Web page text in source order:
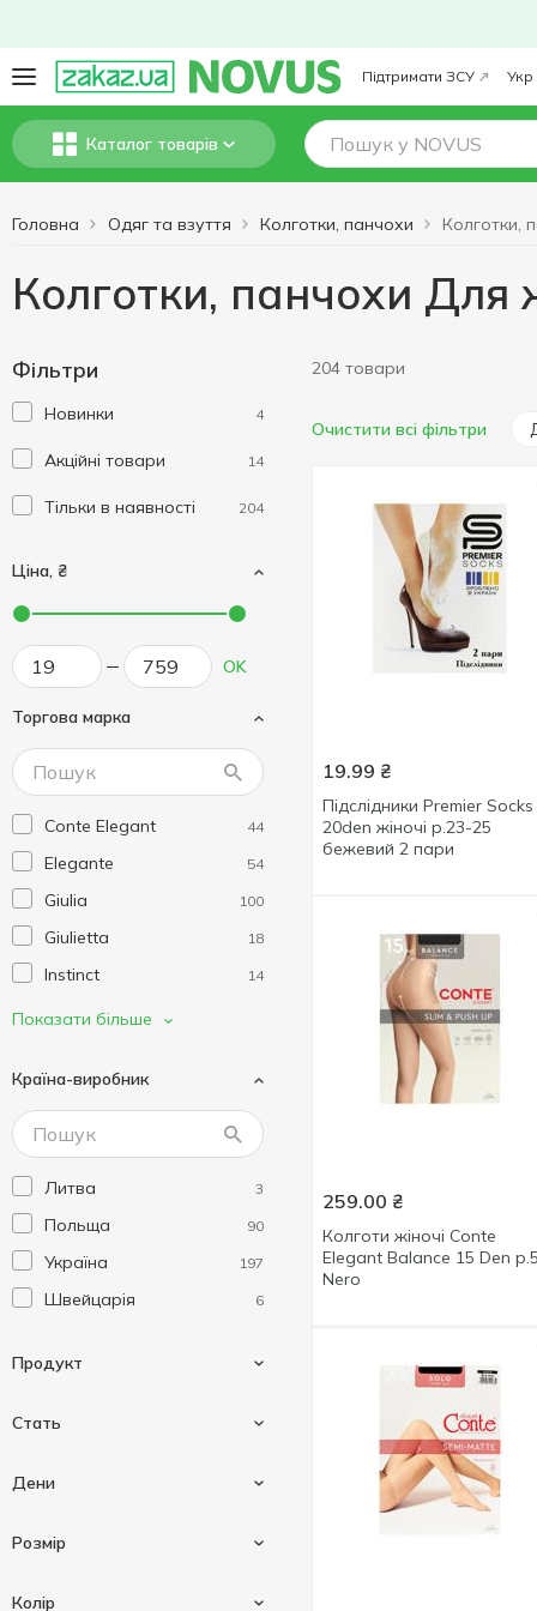
Підтримати ЗСУ Укр
Каталог товарів
Головна Одяг та взуття Колготки, панчохи
Колготки, панчохи Для
Фільтри
Новинки 4
Акційні товари 14
Тільки в наявності 204
Ціна, ₴
OK
Торгова марка
Conte Elegant 44
Elegante 54
Giulia 100
Giulietta 18
Instinct 14
Joli
Pierre cardin 9
Premier Socks 3
Siela 34
Показати більше
Країна-виробник
Литва 3
Польща 90
Україна 197
Швейцарія 6
Продукт
Підслідники 1
Стать
Для дівчаток
Для хлопчиків 13
Дени
100ден
Розмір
Колір
204 товари
Очистити всі фільтри
19.99 ₴
Підслідники Premier Socks
20den жіночі р.23-25
бежевий 2 пари
259.00 ₴
Колготи жіночі Conte
Elegant Balance 15 Den р.5
Nero